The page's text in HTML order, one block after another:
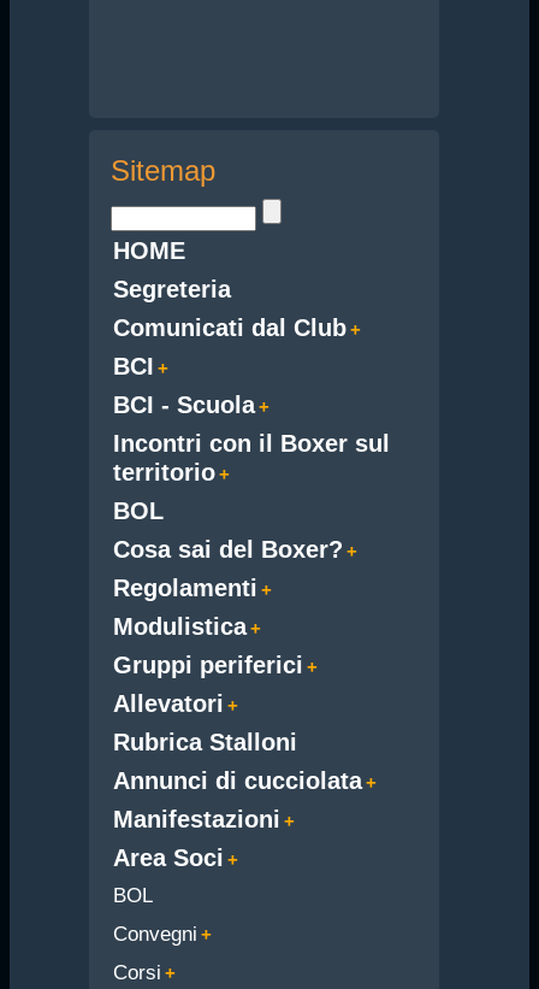
Sitemap
HOME
Segreteria
Comunicati dal Club
BCI
BCI - Scuola
Incontri con il Boxer sul
territorio
BOL
Cosa sai del Boxer?
Regolamenti
Modulistica
Gruppi periferici
Allevatori
Rubrica Stalloni
Annunci di cucciolata
Manifestazioni
Area Soci
BOL
Convegni
Corsi